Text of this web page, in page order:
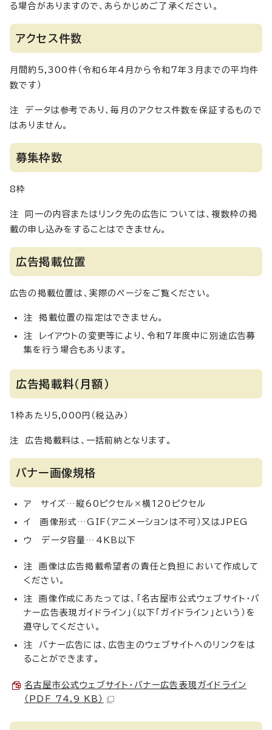
る場合がありますので、あらかじめご了承ください。
アクセス件数
月間約5,300件（令和6年4月から令和7年3月までの平均件
数です）
注 データは参考であり、毎月のアクセス件数を保証するもので
はありません。
募集枠数
8枠
注 同一の内容またはリンク先の広告については、複数枠の掲
載の申し込みをすることはできません。
広告掲載位置
広告の掲載位置は、実際のページをご覧ください。
注 掲載位置の指定はできません。
注 レイアウトの変更等により、令和7年度中に別途広告募
集を行う場合もあります。
広告掲載料（月額）
1枠あたり5,000円（税込み）
注 広告掲載料は、一括前納となります。
バナー画像規格
ア サイズ…縦60ピクセル×横120ピクセル
イ 画像形式…GIF（アニメーションは不可）又はJPEG
ウ データ容量…4KB以下
注 画像は広告掲載希望者の責任と負担において作成して
ください。
注 画像作成にあたっては、「名古屋市公式ウェブサイト・バ
ナー広告表現ガイドライン」（以下「ガイドライン」という）を
遵守してください。
注 バナー広告には、広告主のウェブサイトへのリンクをは
ることができます。
名古屋市公式ウェブサイト・バナー広告表現ガイドライン
（PDF 74.9 KB）